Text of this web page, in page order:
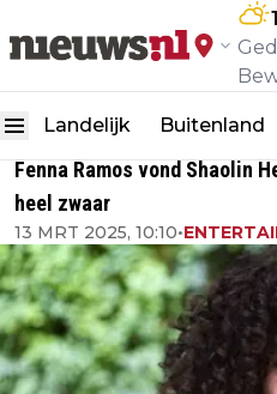
Landelijk Buitenland
Fenna Ramos vond Shaolin
heel zwaar
13 MRT 2025, 10:10•